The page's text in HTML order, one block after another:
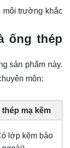
môi trường khắc
ống thép
sản phẩm này.
môn:
thép mạ kẽm
lớp kẽm bảo